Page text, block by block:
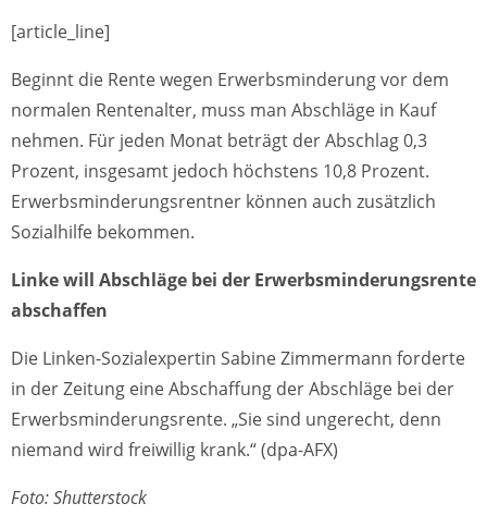
[article_line]
Beginnt die Rente wegen Erwerbsminderung vor dem
normalen Rentenalter, muss man Abschläge in Kauf
nehmen. Für jeden Monat beträgt der Abschlag 0,3
Prozent, insgesamt jedoch höchstens 10,8 Prozent.
Erwerbsminderungsrentner können auch zusätzlich
Sozialhilfe bekommen.
Linke will Abschläge bei der Erwerbsminderungsrente
abschaffen
Die Linken-Sozialexpertin Sabine Zimmermann forderte
in der Zeitung eine Abschaffung der Abschläge bei der
Erwerbsminderungsrente. „Sie sind ungerecht, denn
niemand wird freiwillig krank.“ (dpa-AFX)
Foto: Shutterstock